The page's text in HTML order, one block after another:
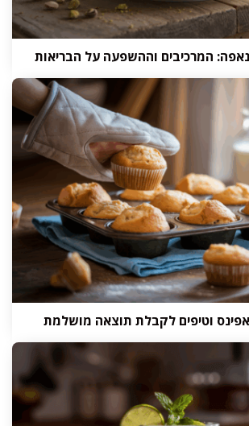
המרכיבים וההשפעה על הבריאות
וטיפים לקבלת תוצאה מושלמת